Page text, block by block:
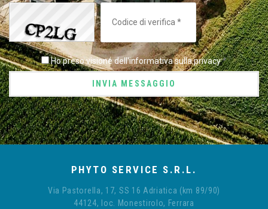
Ho preso visione dell'informativa sulla privacy*
INVIA MESSAGGIO
PHYTO SERVICE S.R.L.
Via Pastorella, 17, SS 16 Adriatica (km 89/90)
44124, loc. Monestirolo, Ferrara